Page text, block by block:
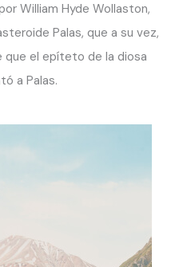
William Hyde Wollaston,
Palas, que a su vez,
que el epíteto de la diosa
a Palas.